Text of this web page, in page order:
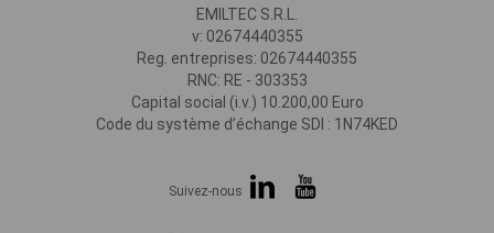
EMILTEC S.R.L.
v: 02674440355
Reg. entreprises: 02674440355
RNC: RE - 303353
Capital social (i.v.) 10.200,00 Euro
Code du système d’échange SDI : 1N74KED
Suivez-nous